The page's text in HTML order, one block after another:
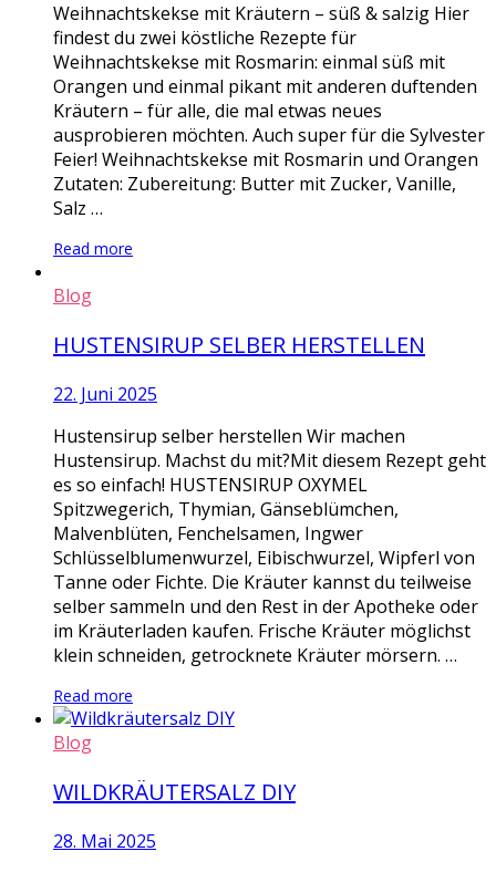
Weihnachtskekse mit Kräutern – süß & salzig Hier
findest du zwei köstliche Rezepte für
Weihnachtskekse mit Rosmarin: einmal süß mit
Orangen und einmal pikant mit anderen duftenden
Kräutern – für alle, die mal etwas neues
ausprobieren möchten. Auch super für die Sylvester
Feier! Weihnachtskekse mit Rosmarin und Orangen
Zutaten: Zubereitung: Butter mit Zucker, Vanille,
Salz …
Read more
Blog
HUSTENSIRUP SELBER HERSTELLEN
22. Juni 2025
Hustensirup selber herstellen Wir machen
Hustensirup. Machst du mit?Mit diesem Rezept geht
es so einfach! HUSTENSIRUP OXYMEL
Spitzwegerich, Thymian, Gänseblümchen,
Malvenblüten, Fenchelsamen, Ingwer
Schlüsselblumenwurzel, Eibischwurzel, Wipferl von
Tanne oder Fichte. Die Kräuter kannst du teilweise
selber sammeln und den Rest in der Apotheke oder
im Kräuterladen kaufen. Frische Kräuter möglichst
klein schneiden, getrocknete Kräuter mörsern. …
Read more
Blog
WILDKRÄUTERSALZ DIY
28. Mai 2025